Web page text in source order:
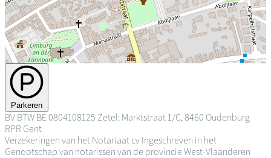
Parkeren
BV BTW BE 0804108125 Zetel: Marktstraat 1/C, 8460 Oudenburg
RPR Gent
Verzekeringen van het Notariaat cv Ingeschreven in het
Genootschap van notarissen van de provincie West-Vlaanderen